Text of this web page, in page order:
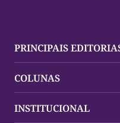
PRINCIPAIS
Palmas
Mundo
COLUNAS
Policial
INSTITUCIONAL